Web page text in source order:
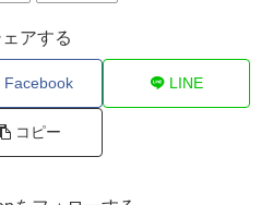
ェアする
Facebook LINE
コピー